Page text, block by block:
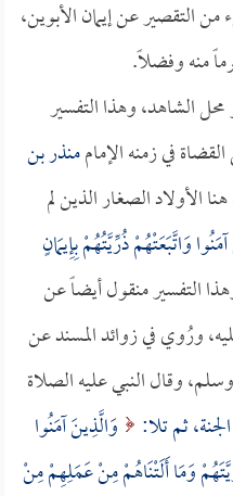
التقصير عن إيمان الأبوين،
منه وفضلاً.
الشاهد، وهذا التفسير
في زمنه الإماممنذر بن
الأولاد الصغار الذين لم
وَاتَّبَعَتْهُمْ ذُرِّيَّتُهُمْ بِإِيمَانٍ
ورُوي في زوائد المسند عن
وقال النبي عليه الصلاة
ثم تلا:
وَالَّذِينَ آمَنُوا
وَمَا أَلَتْنَاهُمْ مِنْ عَمَلِهِمْ مِنْ